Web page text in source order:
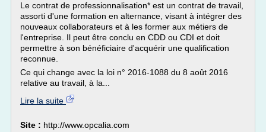
Le contrat de professionnalisation* est un contrat de travail,
assorti d'une formation en alternance, visant à intégrer des
nouveaux collaborateurs et à les former aux métiers de
l'entreprise. Il peut être conclu en CDD ou CDI et doit
permettre à son bénéficiaire d'acquérir une qualification
reconnue.
Ce qui change avec la loi n° 2016-1088 du 8 août 2016
relative au travail, à la...
Lire la suite
Site : http://www.opcalia.com